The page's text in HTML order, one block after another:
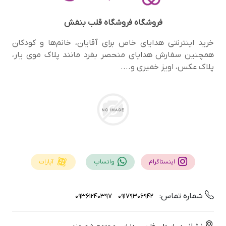
فروشگاهفروشگاه قلب بنفش
خرید اینترنتی هدایای خاص برای آقایان، خانم‌ها و کودکان
همچنین سفارش هدایای منحصر‌ بفرد مانند پلاک موی یار،
پلاک عکس، اویز خمیری و....
اینستاگرام واتساپ آپارات
شماره تماس: 09179306942
09361240397